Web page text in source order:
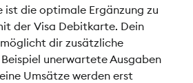
ist die optimale Ergänzung zu
der Visa Debitkarte. Dein
dir zusätzliche
unerwartete Ausgaben
Umsätze werden erst